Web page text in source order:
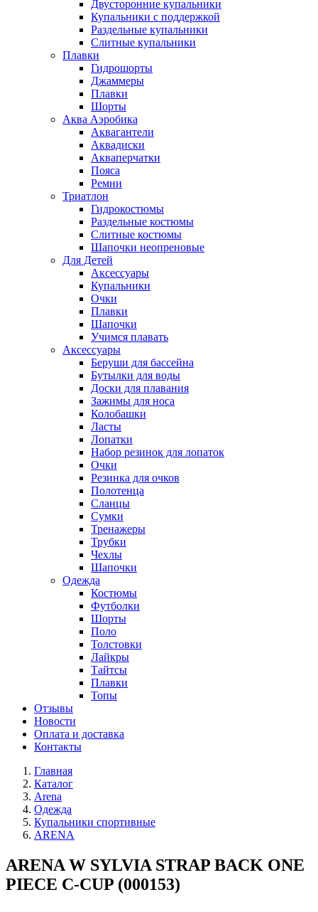
Двусторонние купальники
Купальники с поддержкой
Раздельные купальники
Слитные купальники
Плавки
Гидрошорты
Джаммеры
Плавки
Шорты
Аква Аэробика
Аквагантели
Аквадиски
Акваперчатки
Пояса
Ремни
Триатлон
Гидрокостюмы
Раздельные костюмы
Слитные костюмы
Шапочки неопреновые
Для Детей
Аксессуары
Купальники
Очки
Плавки
Шапочки
Учимся плавать
Аксессуары
Беруши для бассейна
Бутылки для воды
Доски для плавания
Зажимы для носа
Колобашки
Ласты
Лопатки
Набор резинок для лопаток
Очки
Резинка для очков
Полотенца
Сланцы
Сумки
Тренажеры
Трубки
Чехлы
Шапочки
Одежда
Костюмы
Футболки
Шорты
Поло
Толстовки
Лайкры
Тайтсы
Плавки
Топы
Отзывы
Новости
Оплата и доставка
Контакты
Главная
Каталог
Arena
Одежда
Купальники спортивные
ARENA
ARENA W SYLVIA STRAP BACK ONE
PIECE C-CUP (000153)